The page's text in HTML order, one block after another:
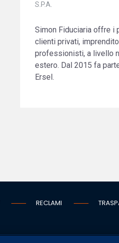
S.P.A.
Simon Fiduciaria offre i
clienti privati,
professionisti, a livello
estero. Dal 2015 fa
Ersel.
RECLAMI